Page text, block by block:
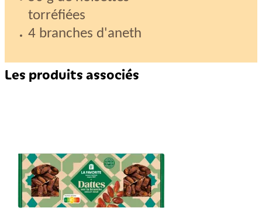
torréfiées
4 branches d'aneth
Les produits associés